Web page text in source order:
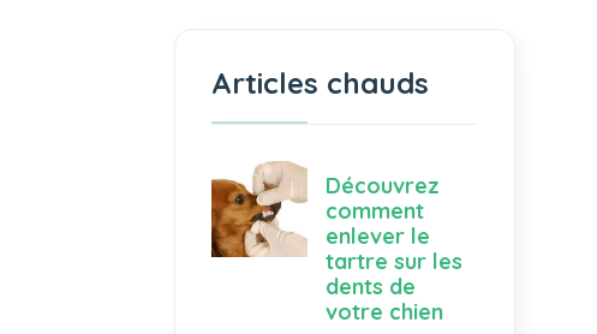
Articles chauds
Découvrez
comment
enlever le
tartre sur les
dents de
votre chien